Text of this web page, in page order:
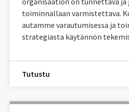
toiminnallaan varmistettava.
autamme varautumisessa ja
strategiasta käytännön
Tutustu